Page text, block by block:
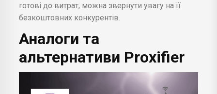
готові до витрат, можна звернути увагу на її
безкоштовних конкурентів.
Аналоги та
альтернативи Proxifier